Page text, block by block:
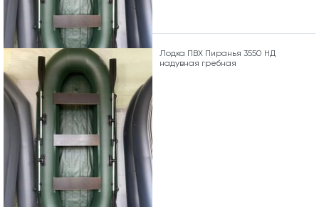
Лодка ПВХ Пиранья 3550 НД
надувная гребная